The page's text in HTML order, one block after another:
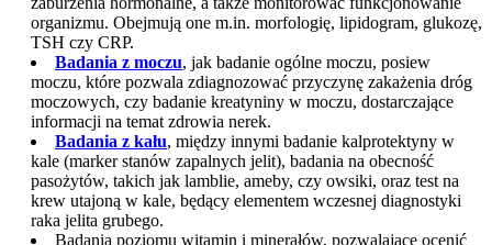
organizmu. Obejmują one m.in. morfologię, lipidogram, glukozę,
TSH czy CRP.
Badania z moczu, jak badanie ogólne moczu, posiew
moczu, które pozwala zdiagnozować przyczynę zakażenia dróg
moczowych, czy badanie kreatyniny w moczu, dostarczające
informacji na temat zdrowia nerek.
Badania z kału, między innymi badanie kalprotektyny w
kale (marker stanów zapalnych jelit), badania na obecność
pasożytów, takich jak lamblie, ameby, czy owsiki, oraz test na
krew utajoną w kale, będący elementem wczesnej diagnostyki
raka jelita grubego.
Badania poziomu witamin i minerałów, pozwalające ocenić